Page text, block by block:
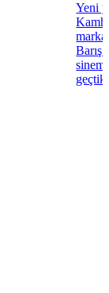
Yeni
Barış